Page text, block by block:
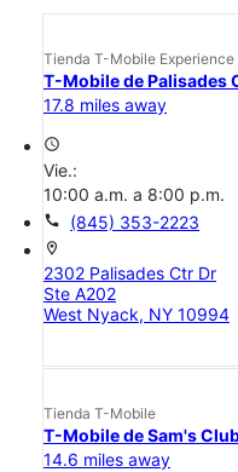
Tienda T-Mobile Experience
T-Mobile de Palisades
17.8 miles away
access_time
Vie.:
10:00 a.m. a 8:00 p.m.
call (845) 353-2223
location_on
2302 Palisades Ctr Dr
Ste A202
West Nyack, NY 10994
Tienda T-Mobile
T-Mobile de Sam's
14.6 miles away